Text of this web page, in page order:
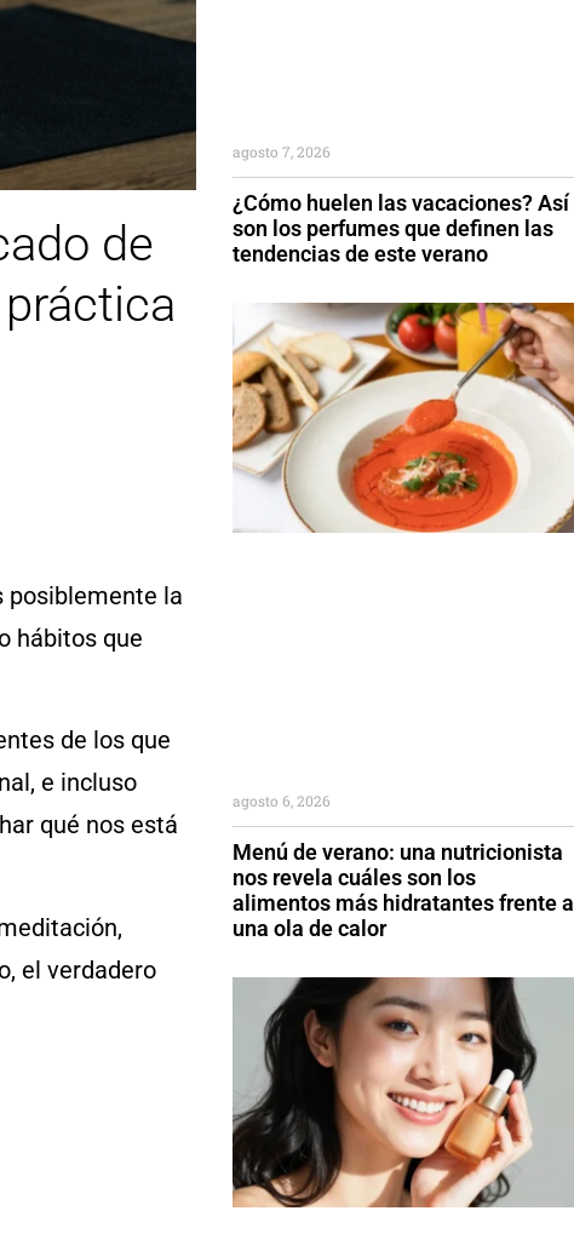
de
posiblemente la
hábitos que
de los que
e incluso
qué nos está
el verdadero
¿Cómo huelen las vacaciones? Así
son los perfumes que definen las
tendencias de este verano
agosto 7, 2026
Menú de verano: una nutricionista
nos revela cuáles son los
alimentos más hidratantes frente a
una ola de calor
agosto 6, 2026